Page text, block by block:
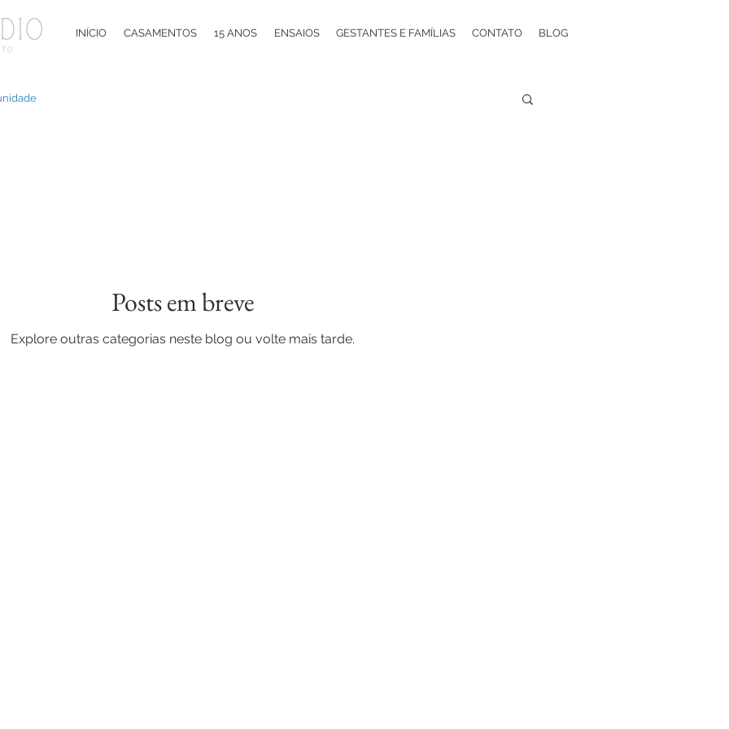
INÍCIO CASAMENTOS 15 ANOS ENSAIOS GESTANTES E FAMÍLIAS CONTATO BLOG
Posts em breve
Explore outras categorias neste blog ou volte mais tarde.